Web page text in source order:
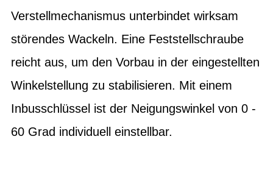
Verstellmechanismus unterbindet wirksam
störendes Wackeln. Eine Feststellschraube
reicht aus, um den Vorbau in der eingestellten
Winkelstellung zu stabilisieren. Mit einem
Inbusschlüssel ist der Neigungswinkel von 0 -
60 Grad individuell einstellbar.